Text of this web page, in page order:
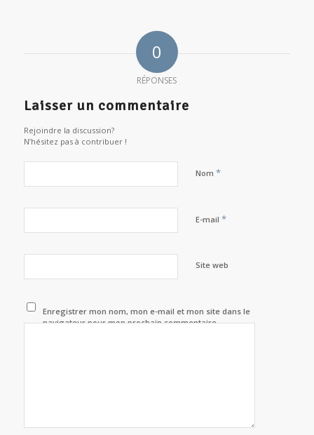
0
RÉPONSES
Laisser un commentaire
Rejoindre la discussion?
N’hésitez pas à contribuer !
Nom *
E-mail *
Site web
Enregistrer mon nom, mon e-mail et mon site dans le
navigateur pour mon prochain commentaire.